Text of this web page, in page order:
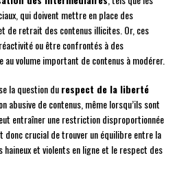
qui doivent mettre en place des
de retrait des contenus illicites. Or, ces
ou être confrontés à des
au volume important de contenus à modérer.
la question durespect de la liberté
abusive de contenus, même lorsqu’ils sont
entraîner une restriction disproportionnée
crucial de trouver un équilibre entre la
et violents en ligne et le respect des